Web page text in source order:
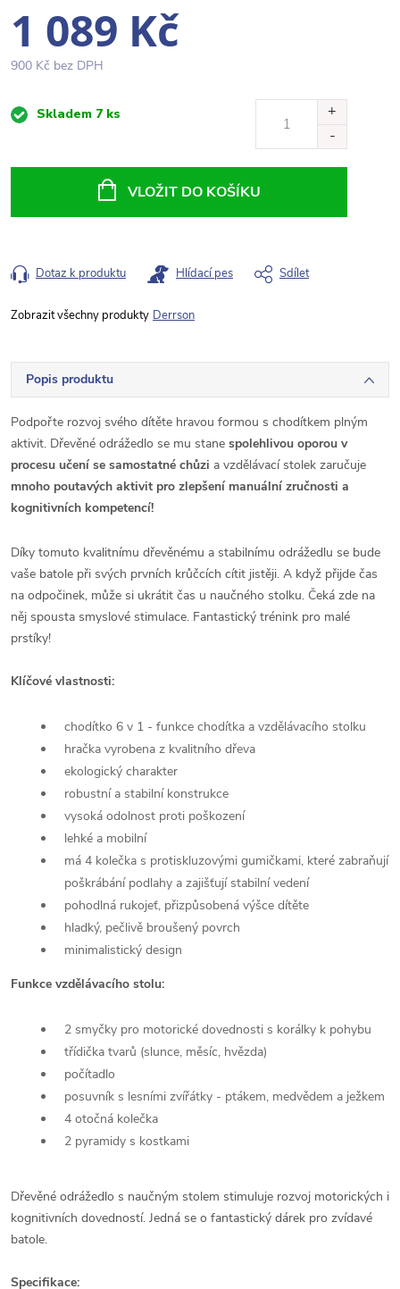
1 089 Kč
900 Kč bez DPH
MěrnáSkladem 7 ks
VLOŽIT DO KOŠÍKU
Dotaz k produktu Hlídací pes Sdílet
Derrson
Popis produktu
Podpořte rozvoj svého dítěte hravou formou s chodítkem plným
aktivit. Dřevěné odrážedlo se mu stane spolehlivou oporou v
procesu učení se samostatné chůzi a vzdělávací stolek zaručuje
mnoho poutavých aktivit pro zlepšení manuální zručnosti a
kognitivních kompetencí!
Díky tomuto kvalitnímu dřevěnému a stabilnímu odrážedlu se bude
vaše batole při svých prvních krůčcích cítit jistěji. A když přijde čas
na odpočinek, může si ukrátit čas u naučného stolku. Čeká zde na
něj spousta smyslové stimulace. Fantastický trénink pro malé
prstíky!
Klíčové vlastnosti:
chodítko 6 v 1 - funkce chodítka a vzdělávacího stolku
hračka vyrobena z kvalitního dřeva
ekologický charakter
robustní a stabilní konstrukce
vysoká odolnost proti poškození
lehké a mobilní
má 4 kolečka s protiskluzovými gumičkami, které zabraňují
poškrábání podlahy a zajišťují stabilní vedení
pohodlná rukojeť, přizpůsobená výšce dítěte
hladký, pečlivě broušený povrch
minimalistický design
Funkce vzdělávacího stolu:
2 smyčky pro motorické dovednosti s korálky k pohybu
třídička tvarů (slunce, měsíc, hvězda)
počítadlo
posuvník s lesními zvířátky - ptákem, medvědem a ježkem
4 otočná kolečka
2 pyramidy s kostkami
Dřevěné odrážedlo s naučným stolem stimuluje rozvoj motorických i
kognitivních dovedností. Jedná se o fantastický dárek pro zvídavé
batole.
Specifikace: